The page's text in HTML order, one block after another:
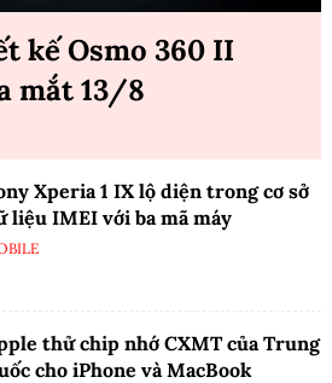
kế Osmo 360 II
mắt 13/8
Xperia 1 IX lộ diện trong cơ sở
liệu IMEI với ba mã máy
thử chip nhớ CXMT của Trung
cho iPhone và MacBook